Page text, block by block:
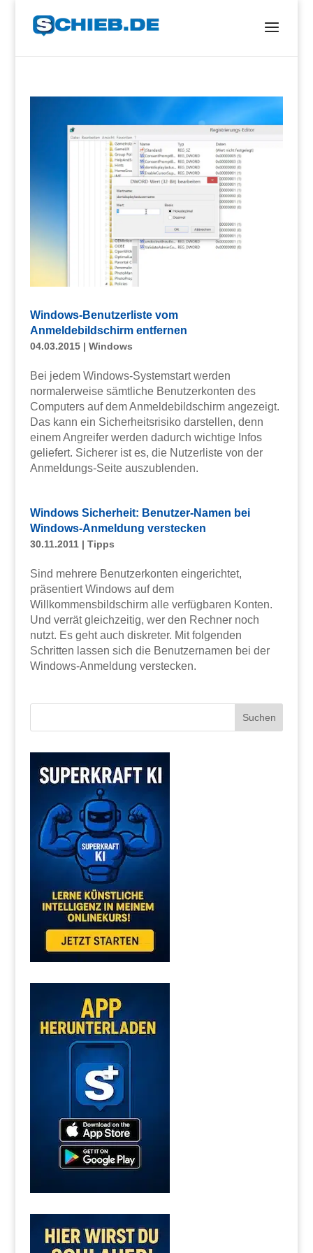
Windows-Benutzerliste vom
Anmeldebildschirm entfernen
04.03.2015| Windows
Bei jedem Windows-Systemstart werden
normalerweise sämtliche Benutzerkonten des
Computers auf dem Anmeldebildschirm angezeigt.
Das kann ein Sicherheitsrisiko darstellen, denn
einem Angreifer werden dadurch wichtige Infos
geliefert. Sicherer ist es, die Nutzerliste von der
Anmeldungs-Seite auszublenden.
Windows Sicherheit: Benutzer-Namen bei
Windows-Anmeldung verstecken
30.11.2011| Tipps
Sind mehrere Benutzerkonten eingerichtet,
präsentiert Windows auf dem
Willkommensbildschirm alle verfügbaren Konten.
Und verrät gleichzeitig, wer den Rechner noch
nutzt. Es geht auch diskreter. Mit folgenden
Schritten lassen sich die Benutzernamen bei der
Windows-Anmeldung verstecken.